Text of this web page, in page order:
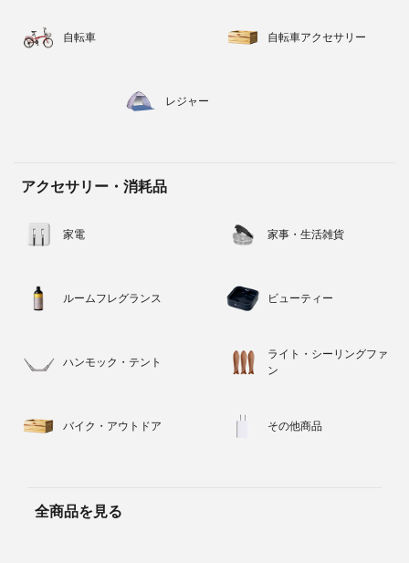
自転車 自転車アクセサリー
レジャー
アクセサリー・消耗品
家電 家事・生活雑貨
ルームフレグランス ビューティー
ハンモック・テント
ライト・シーリングファ
ン
バイク・アウトドア その他商品
全商品を見る